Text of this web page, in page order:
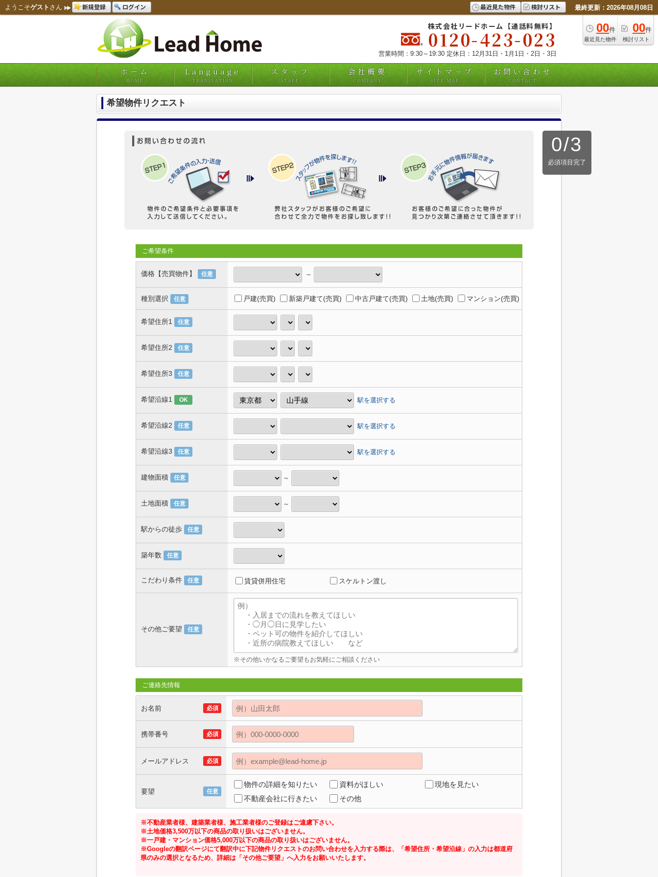
ようこそゲスト さん 新規登録 ログイン 最近見た物件 検討リスト 最終更新：2026年08月08日
00件
最近見た物件
00件
検討リスト
株式会社リードホーム【通話料無料】
0120-423-023
営業時間：9:30～19:30 定休日：12月31日・1月1日・2日・3日
ホーム
HOME
Language
TRANSLATION
スタッフ
STAFF
会社概要
COMPANY
サイトマップ
SITE MAP
お問い合わせ
CONTACT
希望物件リクエスト
0/3
必須項目完了
ご希望条件
価格【売買物件】 任意 ～
種別選択 任意 戸建(売買) 新築戸建て(売買) 中古戸建て(売買) 土地(売買) マンション(売買)
希望住所1 任意
希望住所2 任意
希望住所3 任意
希望沿線1 OK 駅を選択する
希望沿線2 任意 駅を選択する
希望沿線3 任意 駅を選択する
建物面積 任意 ～
土地面積 任意 ～
駅からの徒歩 任意
築年数 任意
こだわり条件 任意 賃貸併用住宅 スケルトン渡し
その他ご要望 任意
※その他いかなるご要望もお気軽にご相談ください
ご連絡先情報
お名前 必須
携帯番号 必須
メールアドレス 必須
要望 任意
物件の詳細を知りたい 資料がほしい
現地を見たい
不動産会社に行きたい
その他
※不動産業者様、建築業者様、施工業者様のご登録はご遠慮下さい。
※土地価格3,500万以下の商品の取り扱いはございません。
※一戸建・マンション価格5,000万以下の商品の取り扱いはございません。
※Googleの翻訳ページにて翻訳中に下記物件リクエストのお問い合わせを入力する際は、「希望住所・希望沿線」の入力は都道府
県のみの選択となるため、詳細は「その他ご要望」へ入力をお願いいたします。